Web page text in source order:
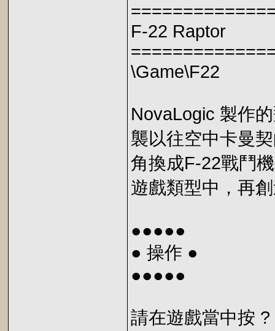
F-22 Raptor
\Game\F22
NovaLogic 製作
襲以往空中卡曼
角換成F-22戰鬥
遊戲類型中，再
●●●●●
● 操作 ●
●●●●●
請在遊戲當中按